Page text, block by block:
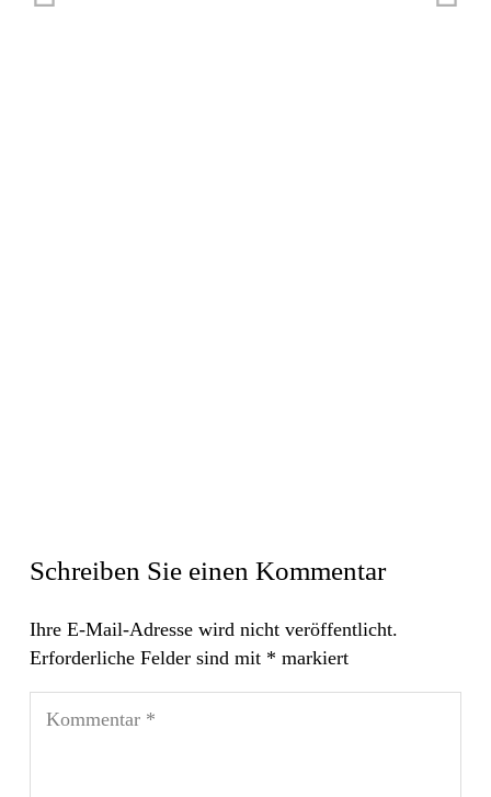
Schreiben Sie einen Kommentar
Ihre E-Mail-Adresse wird nicht veröffentlicht.
Erforderliche Felder sind mit * markiert